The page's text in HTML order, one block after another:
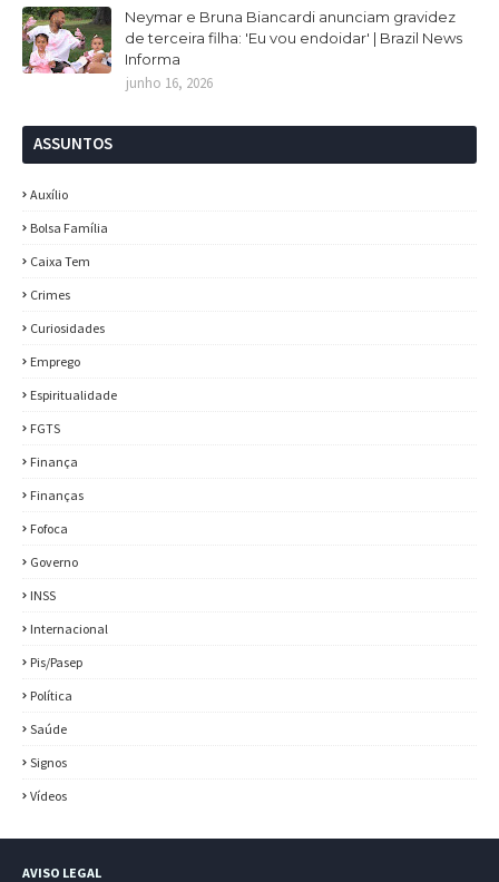
Neymar e Bruna Biancardi anunciam gravidez
de terceira filha: 'Eu vou endoidar' | Brazil News
Informa
junho 16, 2026
ASSUNTOS
Auxílio
Bolsa Família
Caixa Tem
Crimes
Curiosidades
Emprego
Espiritualidade
FGTS
Finança
Finanças
Fofoca
Governo
INSS
Internacional
Pis/Pasep
Política
Saúde
Signos
Vídeos
AVISO LEGAL